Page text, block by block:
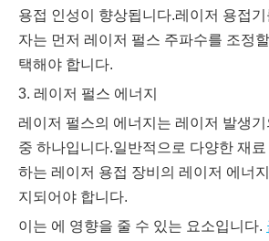
용접 인성이 향상됩니다.레이저 용접
자는 먼저 레이저 펄스 주파수를 조정
택해야 합니다.
3. 레이저 펄스 에너지
레이저 펄스의 에너지는 레이저 발생
중 하나입니다.일반적으로 다양한 재
하는 레이저 용접 장비의 레이저 에너
지되어야 합니다.
이는 에 영향을 줄 수 있는 요소입니다.